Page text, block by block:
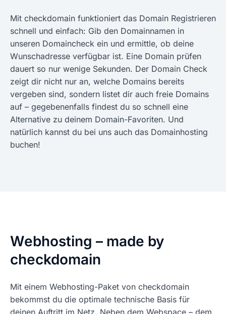
Mit checkdomain funktioniert das Domain Registrieren
schnell und einfach: Gib den Domainnamen in
unseren Domaincheck ein und ermittle, ob deine
Wunschadresse verfügbar ist. Eine Domain prüfen
dauert so nur wenige Sekunden. Der Domain Check
zeigt dir nicht nur an, welche Domains bereits
vergeben sind, sondern listet dir auch freie Domains
auf – gegebenenfalls findest du so schnell eine
Alternative zu deinem Domain-Favoriten. Und
natürlich kannst du bei uns auch das Domainhosting
buchen!
Webhosting – made by
checkdomain
Mit einem Webhosting-Paket von checkdomain
bekommst du die optimale technische Basis für
deinen Auftritt im Netz. Neben dem Webspace – dem